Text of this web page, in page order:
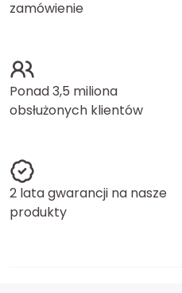
zamówienie
Ponad 3,5 miliona
obsłużonych klientów
2 lata gwarancji na nasze
produkty